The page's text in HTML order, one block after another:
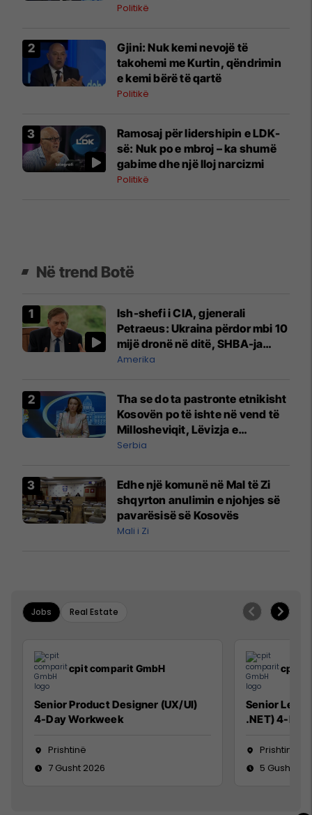
Politikë
Gjini: Nuk kemi nevojë të
takohemi me Kurtin, qëndrimin
e kemi bërë të qartë
Politikë
Ramosaj për lidershipin e LDK-
së: Nuk po e mbroj – ka shumë
gabime dhe një lloj narcizmi
Politikë
Në trend Botë
Ish-shefi i CIA, gjenerali
Petraeus: Ukraina përdor mbi 10
mijë dronë në ditë, SHBA-ja
mbetet shumë prapa në
Amerika
Tha se do ta pastronte etnikisht
Kosovën po të ishte në vend të
Millosheviqit, Lëvizja e
Qytetarëve të Lirë në Serbi
Paunoviq
Serbia
Edhe një komunë në Mal të Zi
shqyrton anulimin e njohjes së
pavarësisë së Kosovës
Mali i Zi
Jobs Real Estate
cpit comparit GmbH
Senior Product Designer (UX/UI)
4-Day Workweek
Prishtinë
7 Gusht 2026
cpit
Senior Lead
.NET) 4-
Prishtinë
5 Gusht